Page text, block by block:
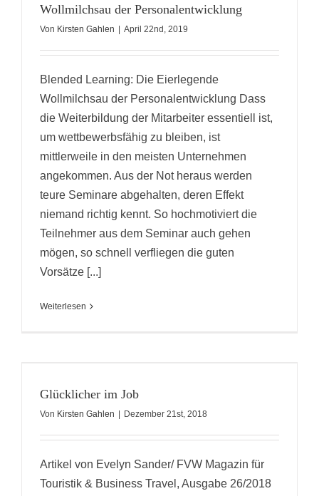
Wollmilchsau der Personalentwicklung
Von Kirsten Gahlen April 22nd, 2019
Blended Learning: Die Eierlegende
Wollmilchsau der Personalentwicklung Dass
die Weiterbildung der Mitarbeiter essentiell ist,
um wettbewerbsfähig zu bleiben, ist
mittlerweile in den meisten Unternehmen
angekommen. Aus der Not heraus werden
teure Seminare abgehalten, deren Effekt
niemand richtig kennt. So hochmotiviert die
Teilnehmer aus dem Seminar auch gehen
mögen, so schnell verfliegen die guten
Vorsätze [...]
Weiterlesen
Glücklicher im Job
Von Kirsten Gahlen Dezember 21st, 2018
Artikel von Evelyn Sander/ FVW Magazin für
Touristik & Business Travel, Ausgabe 26/2018